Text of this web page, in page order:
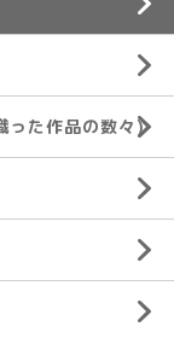
った作品の数々)